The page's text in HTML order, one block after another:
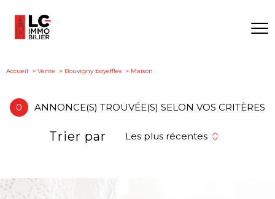
Accueil Vente Bouvigny boyeffles Maison
0 ANNONCE(S) TROUVÉE(S) SELON VOS CRITÈRES
Trier par Les plus récentes